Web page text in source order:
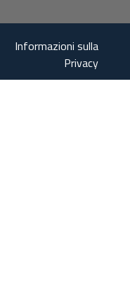
Informazioni sulla
Privacy